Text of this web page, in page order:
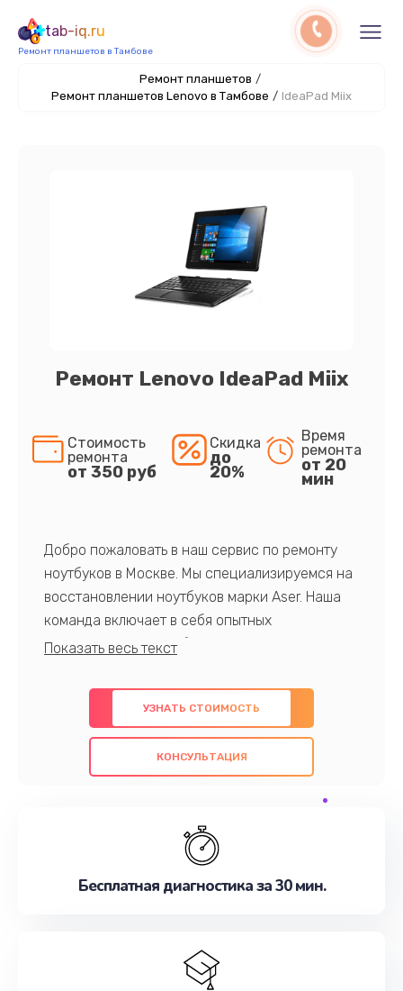
tab-iq.ru
Ремонт планшетов в Тамбове
Ремонт планшетов /
Ремонт планшетов Lenovo в Тамбове / IdeaPad Miix
Ремонт Lenovo IdeaPad Miix
Стоимость
ремонта
от 350 руб
Скидка
до
20%
Время
ремонта
от 20
мин
Добро пожаловать в наш сервис по ремонту
ноутбуков в Москве. Мы специализируемся на
восстановлении ноутбуков марки Aser. Наша
команда включает в себя опытных
профессионалов с обширными знаниями и
предлагаем быстрый и качественный ремонт с
использованием оригинальных компонентов, а
также гарантируем качество всех
проведенных работ. Наша цель - предоставить
обслуживание, удовлетворяя их потребности
наилучшим образом. Не медлите записаться на
УЗНАТЬ СТОИМОСТЬ
КОНСУЛЬТАЦИЯ
Бесплатная диагностика за 30 мин.